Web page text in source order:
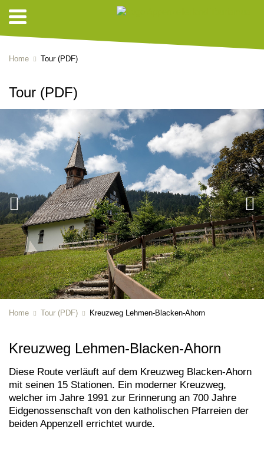
Home Tour (PDF)
Tour (PDF)
Home Tour (PDF) Kreuzweg Lehmen-Blacken-Ahorn
Kreuzweg Lehmen-Blacken-Ahorn
Diese Route verläuft auf dem Kreuzweg Blacken-Ahorn
mit seinen 15 Stationen. Ein moderner Kreuzweg,
welcher im Jahre 1991 zur Erinnerung an 700 Jahre
Eidgenossenschaft von den katholischen Pfarreien der
beiden Appenzell errichtet wurde.